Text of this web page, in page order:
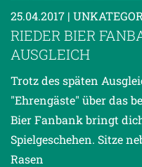
25.04.2017 |
RIEDER BIER
AUSGLEICH
Trotz des späten
"Ehrengäste" über das
Bier Fanbank bringt
Spielgeschehen. Sitze
Rasen